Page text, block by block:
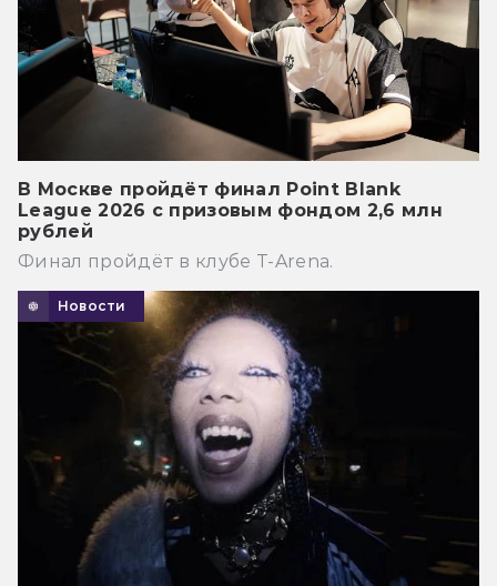
В Москве пройдёт финал Point Blank
League 2026 с призовым фондом 2,6 млн
рублей
Финал пройдёт в клубе T-Arena.
Новости